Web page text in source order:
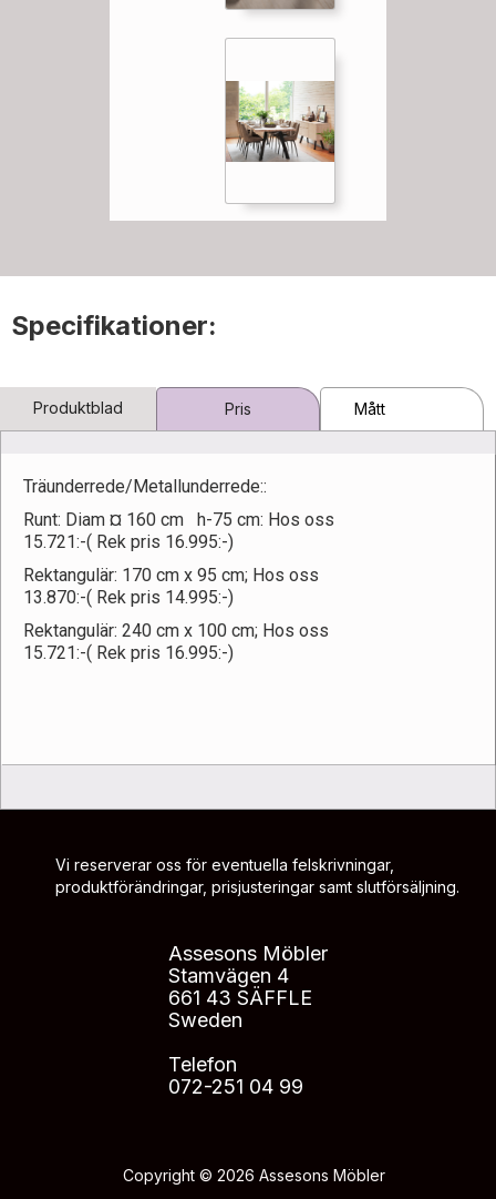
Specifikationer:
Produktblad Pris Mått
Träunderrede/Metallunderrede::
Runt: Diam ¤ 160 cm h-75 cm: Hos oss
15.721:-( Rek pris 16.995:-)
Rektangulär: 170 cm x 95 cm; Hos oss
13.870:-( Rek pris 14.995:-)
Rektangulär: 240 cm x 100 cm; Hos oss
15.721:-( Rek pris 16.995:-)
Vi reserverar oss för eventuella felskrivningar,
produktförändringar, prisjusteringar samt slutförsäljning.
Assesons Möbler
Stamvägen 4
661 43 SÄFFLE
Sweden
Telefon
072-251 04 99
Copyright © 2026 Assesons Möbler